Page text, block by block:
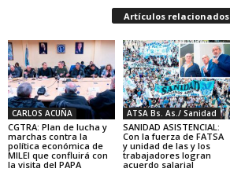
Artículos relacionados
CARLOS ACUÑA
CGTRA: Plan de lucha y
marchas contra la
política económica de
MILEI que confluirá con
la visita del PAPA
ATSA Bs. As./ Sanidad
SANIDAD ASISTENCIAL:
Con la fuerza de FATSA
y unidad de las y los
trabajadores logran
acuerdo salarial